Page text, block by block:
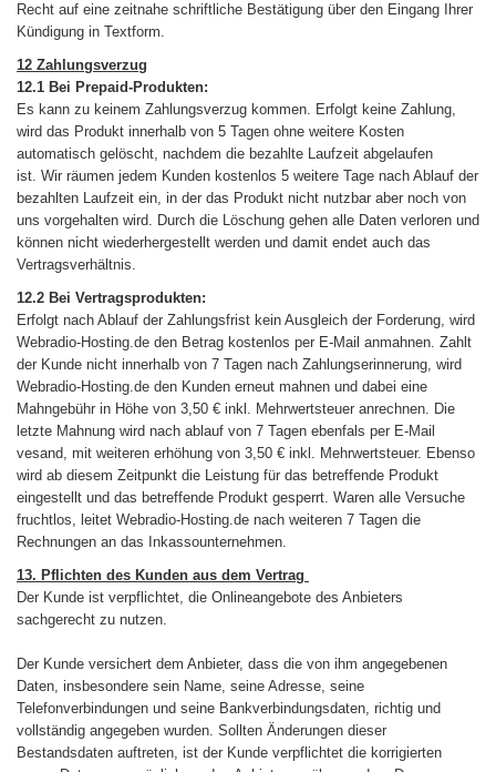
Recht auf eine zeitnahe schriftliche Bestätigung über den Eingang Ihrer
Kündigung in Textform.
12 Zahlungsverzug
12.1 Bei Prepaid-Produkten:
Es kann zu keinem Zahlungsverzug kommen. Erfolgt keine Zahlung,
wird das Produkt innerhalb von 5 Tagen ohne weitere Kosten
automatisch gelöscht, nachdem die bezahlte Laufzeit abgelaufen
ist. Wir räumen jedem Kunden kostenlos 5 weitere Tage nach Ablauf der
bezahlten Laufzeit ein, in der das Produkt nicht nutzbar aber noch von
uns vorgehalten wird. Durch die Löschung gehen alle Daten verloren und
können nicht wiederhergestellt werden und damit endet auch das
Vertragsverhältnis.
12.2 Bei Vertragsprodukten:
Erfolgt nach Ablauf der Zahlungsfrist kein Ausgleich der Forderung, wird
Webradio-Hosting.de den Betrag kostenlos per E-Mail anmahnen. Zahlt
der Kunde nicht innerhalb von 7 Tagen nach Zahlungserinnerung, wird
Webradio-Hosting.de den Kunden erneut mahnen und dabei eine
Mahngebühr in Höhe von 3,50 € inkl. Mehrwertsteuer anrechnen. Die
letzte Mahnung wird nach ablauf von 7 Tagen ebenfals per E-Mail
vesand, mit weiteren erhöhung von 3,50 € inkl. Mehrwertsteuer. Ebenso
wird ab diesem Zeitpunkt die Leistung für das betreffende Produkt
eingestellt und das betreffende Produkt gesperrt. Waren alle Versuche
fruchtlos, leitet Webradio-Hosting.de nach weiteren 7 Tagen die
Rechnungen an das Inkassounternehmen.
13. Pflichten des Kunden aus dem Vertrag
Der Kunde ist verpflichtet, die Onlineangebote des Anbieters
sachgerecht zu nutzen.
Der Kunde versichert dem Anbieter, dass die von ihm angegebenen
Daten, insbesondere sein Name, seine Adresse, seine
Telefonverbindungen und seine Bankverbindungsdaten, richtig und
vollständig angegeben wurden. Sollten Änderungen dieser
Bestandsdaten auftreten, ist der Kunde verpflichtet die korrigierten